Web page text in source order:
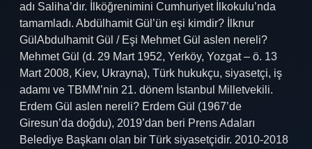
adı Saliha’dır. İlköğrenimini Cumhuriyet İlkokulu’nda
tamamladı. Abdülhamit Gül’ün eşi kimdir? İlknur
GülAbdulhamit Gül / Eşi Mehmet Gül aslen nereli?
Mehmet Gül (d. 29 Mart 1952, Yerköy, Yozgat – ö. 13
Mart 2008, Kiev, Ukrayna), Türk hukukçu, siyasetçi, iş
adamı ve TBMM’nin 21. dönem İstanbul Milletvekili.
Erdem Gül aslen nereli? Erdem Gül (1967’de
Giresun’da doğdu), 2019’dan beri Prens Adaları
Belediye Başkanı olan bir Türk siyasetçidir. 2010-2018